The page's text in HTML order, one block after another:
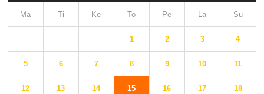
Ma Ti Ke To Pe La Su
1 2 3 4
5 6 7 8 9 10 11
12 13 14 15 16 17 18